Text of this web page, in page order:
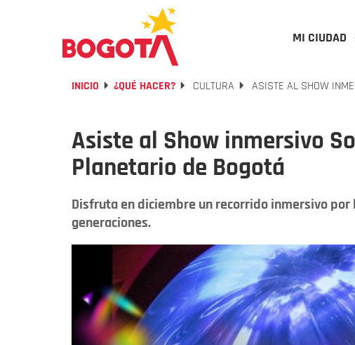
MI CIUDAD
INICIO ¿QUÉ HACER? CULTURA ASISTE AL SHOW
Asiste al Show inmersivo
Planetario de Bogotá
Disfruta en diciembre un recorrido inmersivo
generaciones.